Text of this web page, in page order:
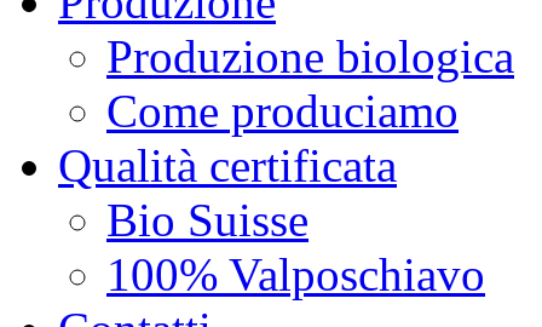
Produzione biologica
Come produciamo
Qualità certificata
Bio Suisse
100% Valposchiavo